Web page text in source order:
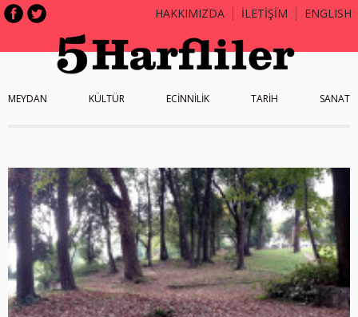
HAKKIMIZDA İLETİŞİM ENGLISH
MEYDAN KÜLTÜR ECİNNİLİK TARİH SANAT